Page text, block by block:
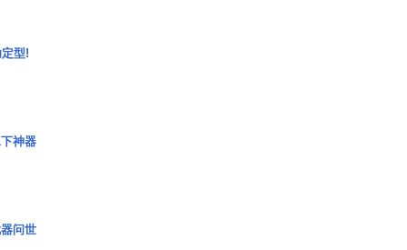
型!
神器
问世